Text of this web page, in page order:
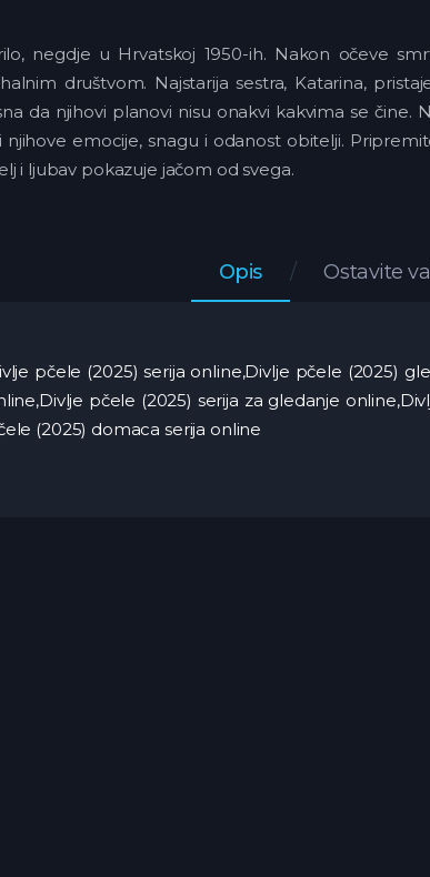
negdje u Hrvatskoj 1950-ih. Nakon očeve
društvom. Najstarija sestra, Katarina,
da njihovi planovi nisu onakvi kakvima se čine.
njihove emocije, snagu i odanost obitelji.
i ljubav pokazuje jačom od svega.
Opis Ostavite
pčele (2025) serija online,Divlje pčele (2025)
pčele (2025) serija za gledanje
(2025) domaca serija online